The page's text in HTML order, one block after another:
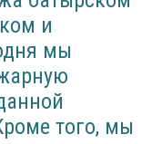
и
мы
того, мы